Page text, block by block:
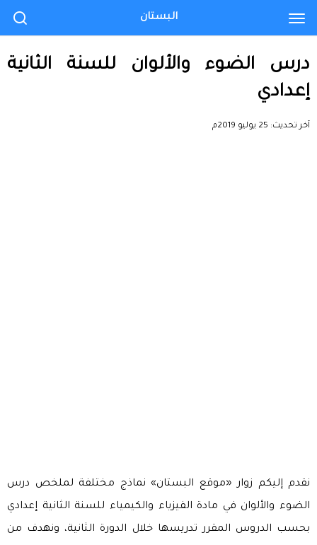
درس الضوء والألوان للسنة الثانية
إعدادي
آخر تحديث: 25 يوليو 2019م
نقدم إليكم زوار «موقع البستان» نماذج مختلفة لملخص درس
الضوء والألوان في مادة الفيزياء والكيمياء للسنة الثانية إعدادي
بحسب الدروس المقرر تدريسها خلال الدورة الثانية، ونهدف من
البستان